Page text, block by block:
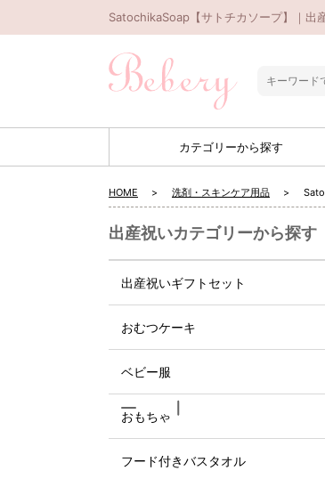
SatochikaSoap【サトチカソープ】｜出
カテゴリーから探す
HOME 洗剤・スキンケア用品
出産祝いカテゴリーから探す
出産祝いギフトセット
おむつケーキ
ベビー服
おもちゃ
フード付きバスタオル